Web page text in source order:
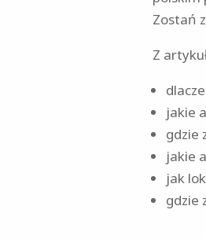
Zostań
Z
jakie
gdzie
jakie
jak
gdzie